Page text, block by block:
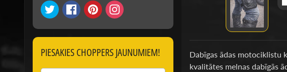
PIESAKIES CHOPPERS JAUNUMIEM!
Dabīgas ādas motociklistu
kvalitātes melnas dabīgās